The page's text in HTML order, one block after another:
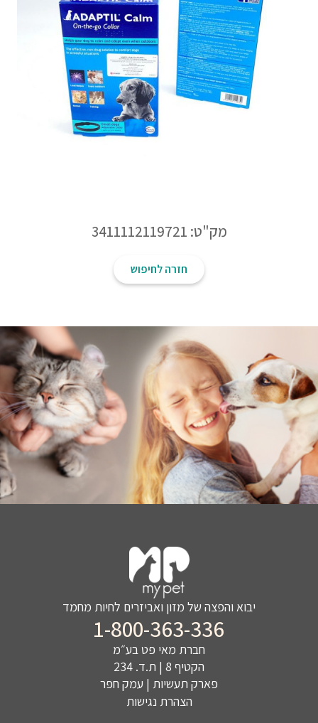
מק"ט: 3411112119721
חזרה לחיפוש
יבוא והפצה של מזון ואביזרים לחיות מחמד
1-800-363-336
חברת מאי פט בע״מ
הקטיף 8 | ת.ד. 234
פארק תעשיות | עמק חפר
הצהרת נגישות